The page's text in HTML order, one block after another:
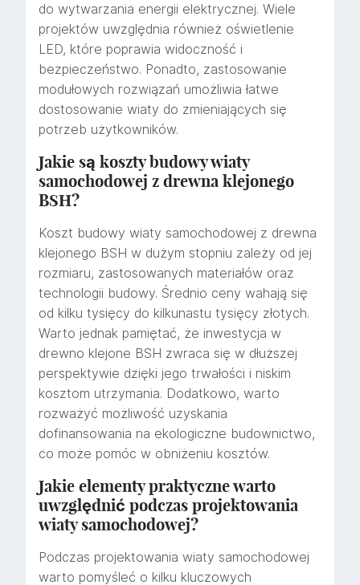
do wytwarzania energii elektrycznej. Wiele
projektów uwzględnia również oświetlenie
LED, które poprawia widoczność i
bezpieczeństwo. Ponadto, zastosowanie
modułowych rozwiązań umożliwia łatwe
dostosowanie wiaty do zmieniających się
potrzeb użytkowników.
Jakie są koszty budowy wiaty
samochodowej z drewna klejonego
BSH?
Koszt budowy wiaty samochodowej z drewna
klejonego BSH w dużym stopniu zależy od jej
rozmiaru, zastosowanych materiałów oraz
technologii budowy. Średnio ceny wahają się
od kilku tysięcy do kilkunastu tysięcy złotych.
Warto jednak pamiętać, że inwestycja w
drewno klejone BSH zwraca się w dłuższej
perspektywie dzięki jego trwałości i niskim
kosztom utrzymania. Dodatkowo, warto
rozważyć możliwość uzyskania
dofinansowania na ekologiczne budownictwo,
co może pomóc w obniżeniu kosztów.
Jakie elementy praktyczne warto
uwzględnić podczas projektowania
wiaty samochodowej?
Podczas projektowania wiaty samochodowej
warto pomyśleć o kilku kluczowych